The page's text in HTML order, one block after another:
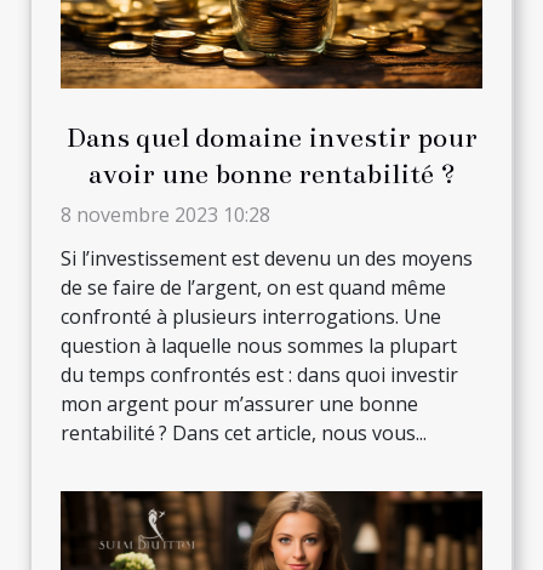
Dans quel domaine investir pour
avoir une bonne rentabilité ?
8 novembre 2023 10:28
Si l’investissement est devenu un des moyens
de se faire de l’argent, on est quand même
confronté à plusieurs interrogations. Une
question à laquelle nous sommes la plupart
du temps confrontés est : dans quoi investir
mon argent pour m’assurer une bonne
rentabilité ? Dans cet article, nous vous...